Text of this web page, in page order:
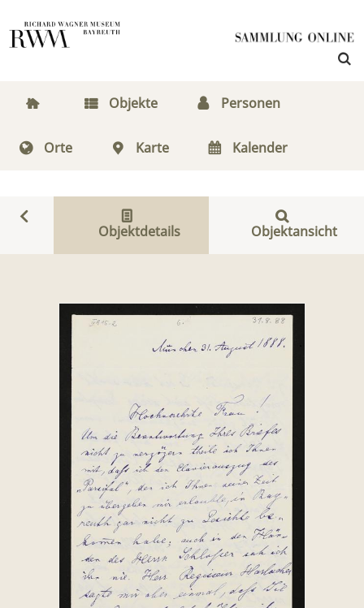
Objekte Personen
Orte Karte Kalender
Objektdetails Objektansicht